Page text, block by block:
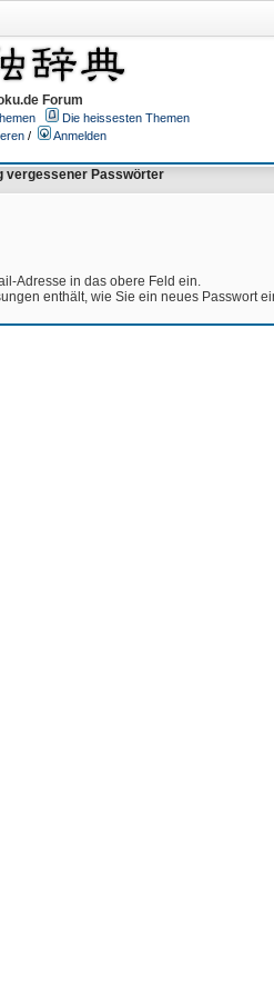
Forum
Die heissesten Themen
/
Anmelden
vergessener Passwörter
Adresse in das obere Feld ein.
enthält, wie Sie ein neues Passwort